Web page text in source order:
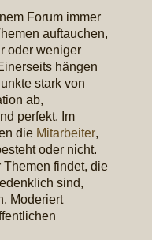
Forum immer
auftauchen,
oder weniger
hängen
stark von
ab,
perfekt. Im
die Mitarbeiter,
oder nicht.
findet, die
sind,
Moderiert